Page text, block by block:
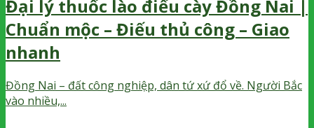
Đại lý thuốc lào điếu cày Đồng Nai |
Chuẩn mộc – Điếu thủ công – Giao
nhanh
Đồng Nai – đất công nghiệp, dân tứ xứ đổ về. Người Bắc
vào nhiều,...